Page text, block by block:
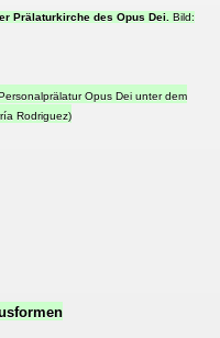
Prälaturkirche des Opus Dei. Bild:
Opus Dei unter dem
Rodriguez)
Marcel Lefebvre
XXIII. über DIE
und
1914-1918 A.D.